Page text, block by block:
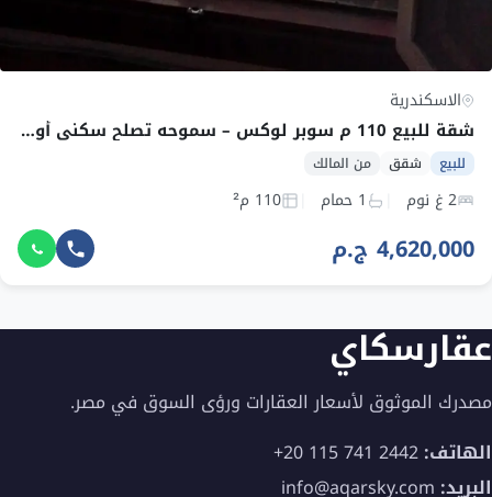
الاسكندرية
شقة للبيع 110 م سوبر لوكس – سموحه تصلح سكني أو إداري : عيادة – مكتب
للبيع شقق من المالك
2 غ نوم 1 حمام 110 م²
4,620,000 ج.م
عقارسكاي
مصدرك الموثوق لأسعار العقارات ورؤى السوق في مصر.
الهاتف:+20 115 741 2442
البريد: info@aqarsky.com